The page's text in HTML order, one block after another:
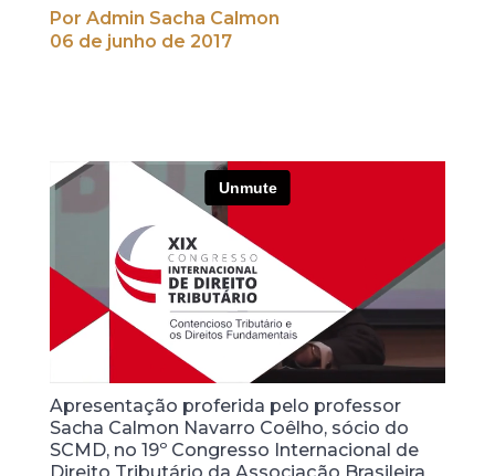
Por Admin Sacha Calmon
06 de junho de 2017
Apresentação proferida pelo professor
Sacha Calmon Navarro Coêlho, sócio do
SCMD, no 19º Congresso Internacional de
Direito Tributário da Associação Brasileira